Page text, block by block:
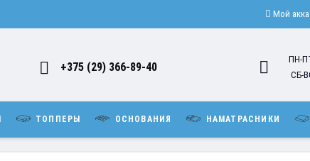
Мой
+375 (29) 366-89-40
ПН-
СБ-
ТОППЕРЫ ОСНОВАНИЯ НАМАТРАСНИКИ